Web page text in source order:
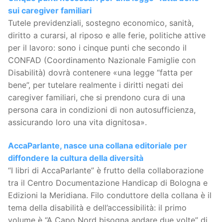
sui caregiver familiari
Tutele previdenziali, sostegno economico, sanità,
diritto a curarsi, al riposo e alle ferie, politiche attive
per il lavoro: sono i cinque punti che secondo il
CONFAD (Coordinamento Nazionale Famiglie con
Disabilità) dovrà contenere «una legge “fatta per
bene”, per tutelare realmente i diritti negati dei
caregiver familiari, che si prendono cura di una
persona cara in condizioni di non autosufficienza,
assicurando loro una vita dignitosa».
AccaParlante, nasce una collana editoriale per
diffondere la cultura della diversità
“I libri di AccaParlante” è frutto della collaborazione
tra il Centro Documentazione Handicap di Bologna e
Edizioni la Meridiana. Filo conduttore della collana è il
tema della disabilità e dell’accessibilità: il primo